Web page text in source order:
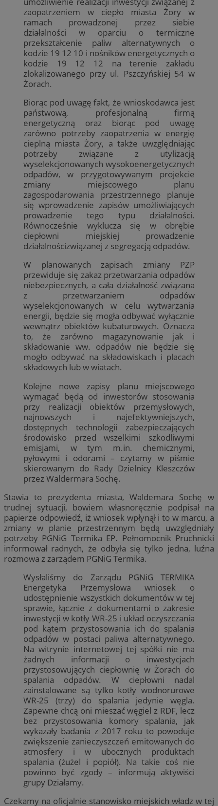
zaopatrzeniem w ciepło miasta Żory w
ramach prowadzonej przez siebie
działalności w oparciu o termiczne
przekształcenie paliw alternatywnych o
kodzie 19 12 10 i nośników energetycznych o
kodzie 19 12 12 na terenie zakładu
zlokalizowanego przy ul. Pszczyńskiej 54 w
Żorach.
Biorąc pod uwagę fakt, że wnioskodawca jest
państwową, profesjonalną firmą
energetyczną oraz biorąc pod uwagę
zarówno potrzeby zaopatrzenia w energię
cieplną miasta Żory, a także uwzględniając
potrzeby związane z utylizacją
wyselekcjonowanych wysokoenergetycznych
odpadów, w przygotowywanym projekcie
zmiany miejscowego planu
zagospodarowania przestrzennego planuje
się wprowadzenie zapisów umożliwiających
prowadzenie tego typu działalności.
Równocześnie wyklucza się w obrębie
ciepłowni miejskiej prowadzenie
działalnościzwiązanej z segregacją odpadów.
W planowanych zapisach zmiany PZP
przewiduje się zakaz przetwarzania odpadów
niebezpiecznych, a cała działalność związana
z przetwarzaniem odpadów
wyselekcjonowanych w celu wytwarzania
energii, będzie się mogła odbywać wyłącznie
wewnątrz obiektów kubaturowych. Oznacza
to, że zarówno magazynowanie jak i
składowanie ww. odpadów nie będzie się
mogło odbywać na składowiskach i placach
składowych lub w wiatach.
Kolejne nowe zapisy planu miejscowego
wymagać będą od inwestorów stosowania
przy realizacji obiektów przemysłowych,
najnowszych i najefektywniejszych,
dostępnych technologii zabezpieczających
środowisko przed wszelkimi szkodliwymi
emisjami, w tym m.in. chemicznymi,
pyłowymi i odorami – czytamy w piśmie
skierowanym do Rady Dzielnicy Kleszczów
przez Waldermara Sochę.
Stawia to prezydenta miasta, Waldemara Sochę w
trudnej sytuacji, bowiem własnoręcznie podpisał na
papierze odpowiedź, iż wniosek wpłynął i to w marcu, a
zmiany w planie przestrzennym będą uwzględniały
potrzeby PGNiG Termika EP. Pełnomocnik Pruchnicki
informował radnych, że odbyła się tylko jedna, luźna
rozmowa z zarządem PGNiG Termika.
Wysłaliśmy do Zarządu PGNiG TERMIKA
Energetyka Przemysłowa wniosek o
udostępnienie wszystkich dokumentów w tej
sprawie, łącznie z dokumentami o zakresie
inwestycji w kotły WR-25 i układ oczyszczania
pod kątem przystosowania ich do spalania
odpadów w postaci paliwa alternatywnego.
Na witrynie internetowej tej spółki nie ma
żadnych informacji o inwestycjach
przystosowujących ciepłownię w Żorach do
spalania odpadów. W ciepłowni nadal
zainstalowane są tylko kotły wodnorurowe
WR-25 (trzy) do spalania jedynie węgla.
Zapewne chcą oni mieszać węgiel z RDF, lecz
bez przystosowania komory spalania, jak
wykazały badania z 2017 roku to powoduje
zwiększenie zanieczyszczeń emitowanych do
atmosfery i w ubocznych produktach
spalania (żużel i popiół). Na takie coś nie
powinno być zgody – informują aktywiści
grupy Działamy.
Czekamy na oficjalnie stanowisko miejskich władz w tej